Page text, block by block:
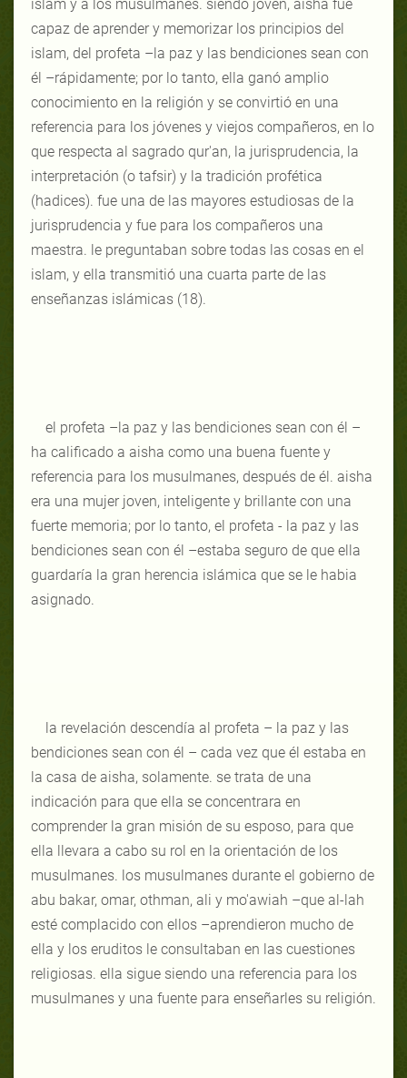
islam y a los musulmanes. siendo joven, aisha fue
capaz de aprender y memorizar los principios del
islam, del profeta –la paz y las bendiciones sean con
él –rápidamente; por lo tanto, ella ganó amplio
conocimiento en la religión y se convirtió en una
referencia para los jóvenes y viejos compañeros, en lo
que respecta al sagrado qur'an, la jurisprudencia, la
interpretación (o tafsir) y la tradición profética
(hadices). fue una de las mayores estudiosas de la
jurisprudencia y fue para los compañeros una
maestra. le preguntaban sobre todas las cosas en el
islam, y ella transmitió una cuarta parte de las
enseñanzas islámicas (18).
el profeta –la paz y las bendiciones sean con él –
ha calificado a aisha como una buena fuente y
referencia para los musulmanes, después de él. aisha
era una mujer joven, inteligente y brillante con una
fuerte memoria; por lo tanto, el profeta - la paz y las
bendiciones sean con él –estaba seguro de que ella
guardaría la gran herencia islámica que se le habia
asignado.
la revelación descendía al profeta – la paz y las
bendiciones sean con él – cada vez que él estaba en
la casa de aisha, solamente. se trata de una
indicación para que ella se concentrara en
comprender la gran misión de su esposo, para que
ella llevara a cabo su rol en la orientación de los
musulmanes. los musulmanes durante el gobierno de
abu bakar, omar, othman, ali y mo'awiah –que al-lah
esté complacido con ellos –aprendieron mucho de
ella y los eruditos le consultaban en las cuestiones
religiosas. ella sigue siendo una referencia para los
musulmanes y una fuente para enseñarles su religión.